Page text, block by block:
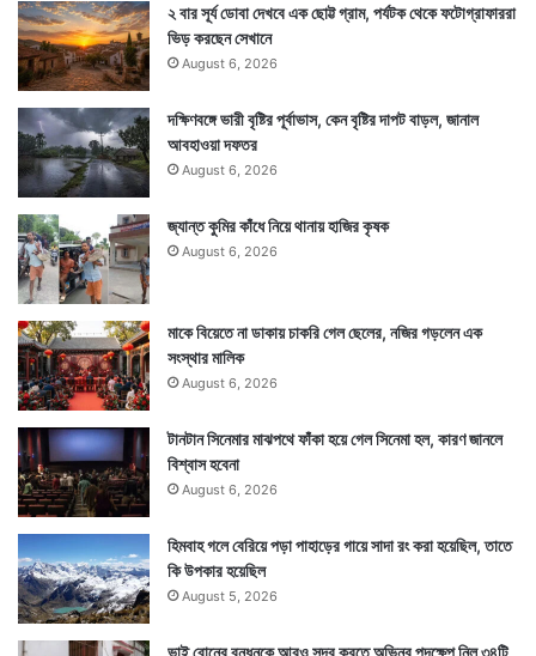
২ বার সূর্য ডোবা দেখবে এক ছোট্ট গ্রাম, পর্যটক থেকে ফটোগ্রাফাররা
ভিড় করছেন সেখানে
August 6, 2026
দক্ষিণবঙ্গে ভারী বৃষ্টির পূর্বাভাস, কেন বৃষ্টির দাপট বাড়ল, জানাল
আবহাওয়া দফতর
August 6, 2026
জ্যান্ত কুমির কাঁধে নিয়ে থানায় হাজির কৃষক
August 6, 2026
মাকে বিয়েতে না ডাকায় চাকরি গেল ছেলের, নজির গড়লেন এক
সংস্থার মালিক
August 6, 2026
টানটান সিনেমার মাঝপথে ফাঁকা হয়ে গেল সিনেমা হল, কারণ জানলে
বিশ্বাস হবেনা
August 6, 2026
হিমবাহ গলে বেরিয়ে পড়া পাহাড়ের গায়ে সাদা রং করা হয়েছিল, তাতে
কি উপকার হয়েছিল
August 5, 2026
ভাই বোনের বন্ধনকে আরও সুন্দর করতে অভিনব পদক্ষেপ নিল ৩৪টি